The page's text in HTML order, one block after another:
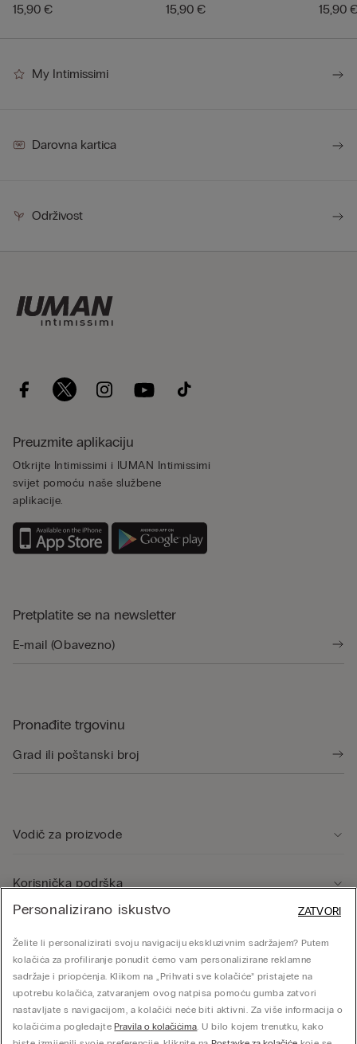
15,90 € 15,90 € 15,90
My Intimissimi
Darovna kartica
Održivost
Preuzmite aplikaciju
Otkrijte Intimissimi i IUMAN Intimissimi
svijet pomoću naše službene
aplikacije.
Pretplatite se na newsletter
Pronađite trgovinu
Vodič za proizvode
Korisnička podrška
Tvrtka
Personalizirano iskustvo
Želite li personalizirati svoju navigaciju ekskluzivnim sadržajem? Putem
kolačića za profiliranje ponudit ćemo vam personalizirane reklamne
sadržaje i priopćenja. Klikom na „Prihvati sve kolačiće” pristajete na
upotrebu kolačića, zatvaranjem ovog natpisa pomoću gumba zatvori
nastavljate s navigacijom, a kolačići neće biti aktivni. Za više informacija o
kolačićima pogledajtePravila o kolačićima. U bilo kojem trenutku, kako
ZATVORI